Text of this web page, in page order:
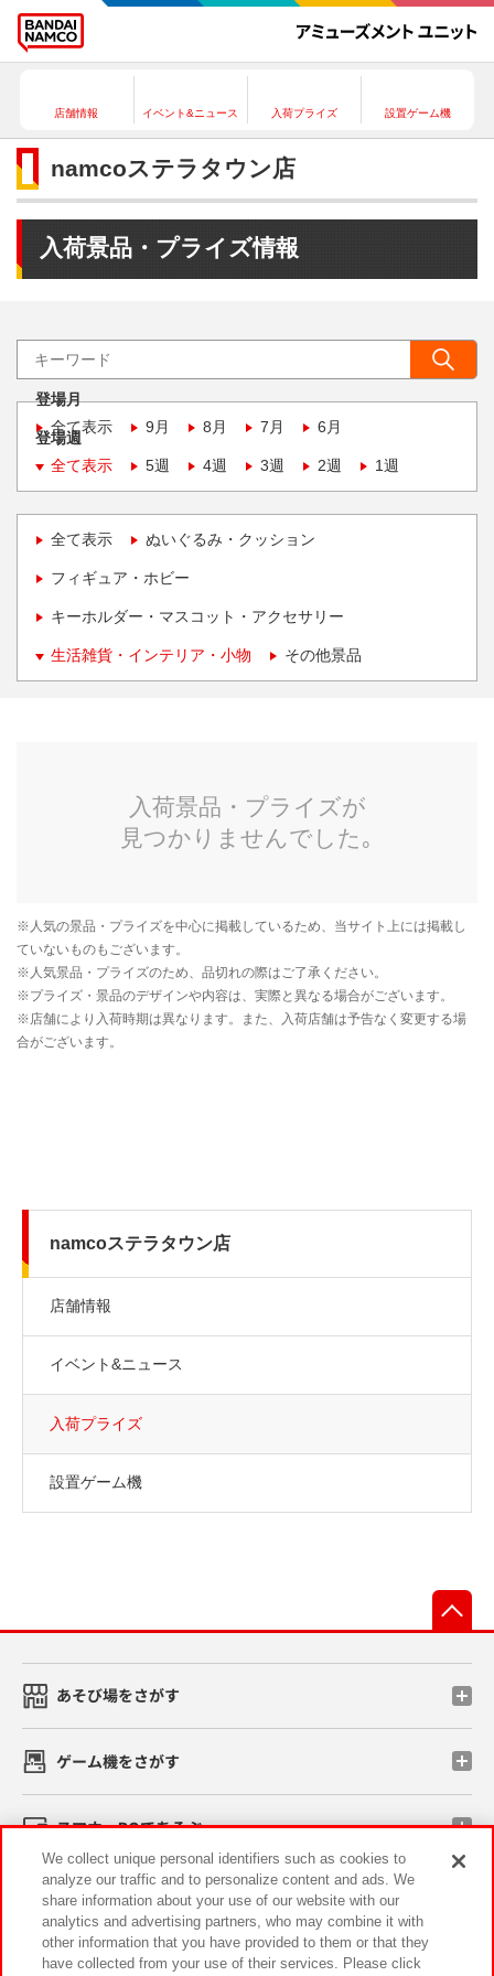
店舗情報 イベント&ニュース 入荷プライズ 設置ゲーム機
namcoステラタウン店
入荷景品・プライズ情報
登場月
全て表示
9月 8月 7月 6月
登場週
全て表示
5週 4週 3週 2週 1週
全て表示 ぬいぐるみ・クッション
フィギュア・ホビー
キーホルダー・マスコット・アクセサリー
生活雑貨・インテリア・小物 その他景品
namcoステラタウン店
店舗情報
イベント&ニュース
入荷プライズ
設置ゲーム機
あそび場をさがす
ゲーム機をさがす
スマホ・PCであそぶ
イベント・キャンペーン
We collect unique personal identifiers such as cookies to
analyze our traffic and to personalize content and ads. We
share information about your use of our website with our
analytics and advertising partners, who may combine it with
other information that you have provided to them or that they
have collected from your use of their services. Please click